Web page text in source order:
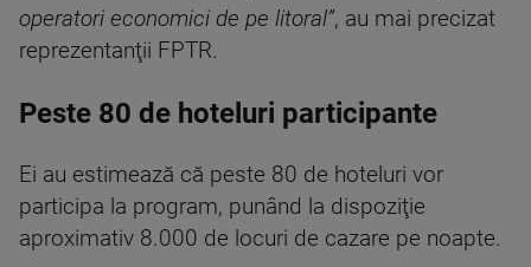
operatori economici de pe litoral”, au mai precizat
reprezentanţii FPTR.
Peste 80 de hoteluri participante
Ei au estimează că peste 80 de hoteluri vor
participa la program, punând la dispoziţie
aproximativ 8.000 de locuri de cazare pe noapte.